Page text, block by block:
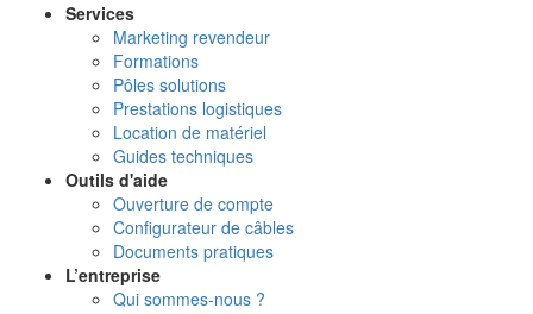
Services
Marketing revendeur
Formations
Pôles solutions
Prestations logistiques
Location de matériel
Guides techniques
Outils d'aide
Ouverture de compte
Configurateur de câbles
Documents pratiques
L’entreprise
Qui sommes-nous ?